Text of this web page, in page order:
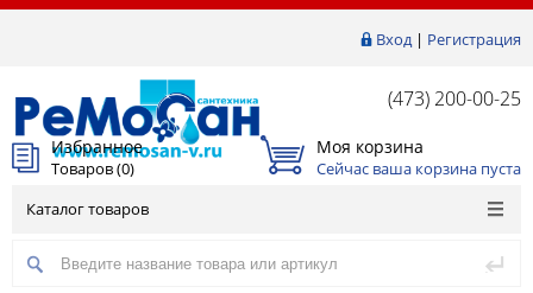
Вход| Регистрация
(473) 200-00-25
Избранное
Товаров (0)
Моя корзина
Сейчас ваша корзина пуста
Каталог товаров